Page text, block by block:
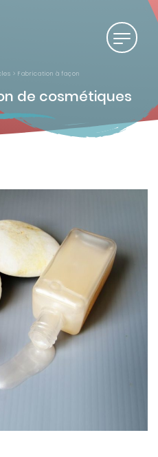
> Fabrication à façon
de cosmétiques